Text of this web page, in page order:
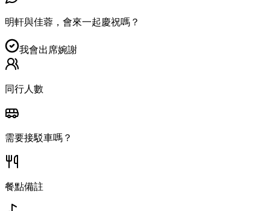
明軒與佳蓉，會來一起慶祝嗎？
我會出席婉謝
同行人數
需要接駁車嗎？
餐點備註